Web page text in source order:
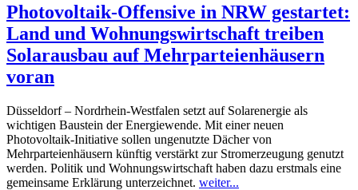
Photovoltaik-Offensive in NRW gestartet:
Land und Wohnungswirtschaft treiben
Solarausbau auf Mehrparteienhäusern
voran
Düsseldorf – Nordrhein-Westfalen setzt auf Solarenergie als
wichtigen Baustein der Energiewende. Mit einer neuen
Photovoltaik-Initiative sollen ungenutzte Dächer von
Mehrparteienhäusern künftig verstärkt zur Stromerzeugung genutzt
werden. Politik und Wohnungswirtschaft haben dazu erstmals eine
gemeinsame Erklärung unterzeichnet. weiter...